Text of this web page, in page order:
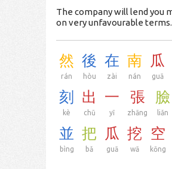
The company will lend you
on very unfavourable terms.
然
rán
後
hòu
在
zài
南
nán
瓜
guā
刻
kè
出
chū
一
yī
張
zhāng
臉
liǎn
並
bìng
把
bǎ
瓜
guā
挖
wā
空
kōng